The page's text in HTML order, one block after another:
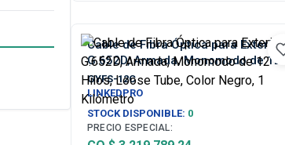
Cable de Fibra Óptica para Exterior
G.652D, Armada, Monomodo de 12
Hilos, Loose Tube, Color Negro, 1
Kilómetro
GYFS-12C
LINKEDPRO
STOCK DISPONIBLE: 0
PRECIO ESPECIAL: